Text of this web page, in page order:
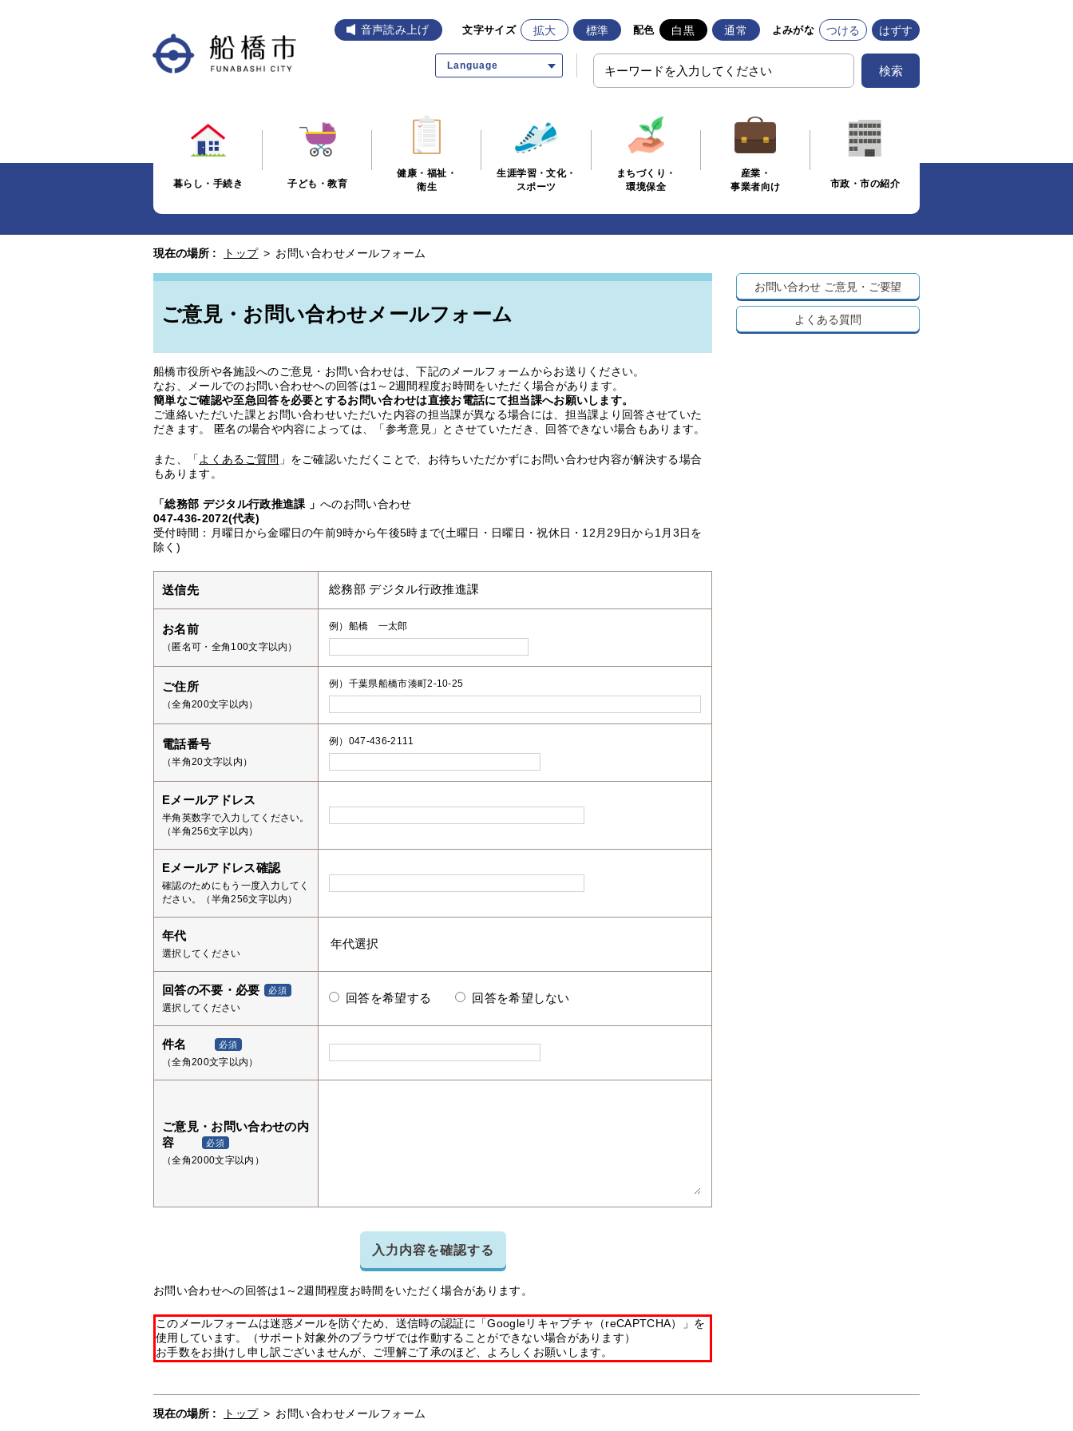
音声読み上げ 文字サイズ 拡大 標準 配色 白黒 通常 よみがな つける はずす
Language 検索
暮らし・手続き 子ども・教育
健康・福祉・
衛生
生涯学習・文化・
スポーツ
まちづくり・
環境保全
産業・
事業者向け
市政・市の紹介
現在の場所 : トップ > お問い合わせメールフォーム
ご意見・お問い合わせメールフォーム
船橋市役所や各施設へのご意見・お問い合わせは、下記のメールフォームからお送りください。
なお、メールでのお問い合わせへの回答は1～2週間程度お時間をいただく場合があります。
簡単なご確認や至急回答を必要とするお問い合わせは直接お電話にて担当課へお願いします。
ご連絡いただいた課とお問い合わせいただいた内容の担当課が異なる場合には、担当課より回答させていた
だきます。 匿名の場合や内容によっては、「参考意見」とさせていただき、回答できない場合もあります。
また、「 よくあるご質問 」をご確認いただくことで、お待ちいただかずにお問い合わせ内容が解決する場合
もあります。
「総務部 デジタル行政推進課 」へのお問い合わせ
047-436-2072(代表)
受付時間：月曜日から金曜日の午前9時から午後5時まで(土曜日・日曜日・祝休日・12月29日から1月3日を
除く)
送信先 総務部 デジタル行政推進課
お名前
（匿名可・全角100文字以内）
例）船橋 一太郎
ご住所
（全角200文字以内）
例）千葉県船橋市湊町2-10-25
電話番号
（半角20文字以内）
例）047-436-2111
Eメールアドレス
半角英数字で入力してください。
（半角256文字以内）
Eメールアドレス確認
確認のためにもう一度入力してく
ださい。（半角256文字以内）
年代
選択してください
回答の不要・必要 必須
選択してください
回答を希望する 回答を希望しない
件名 必須
（全角200文字以内）
ご意見・お問い合わせの内
容
必須
（全角2000文字以内）
入力内容を確認する
お問い合わせへの回答は1～2週間程度お時間をいただく場合があります。
このメールフォームは迷惑メールを防ぐため、送信時の認証に「Googleリキャプチャ（reCAPTCHA）」を
使用しています。（サポート対象外のブラウザでは作動することができない場合があります）
お手数をお掛けし申し訳ございませんが、ご理解ご了承のほど、よろしくお願いします。
お問い合わせ ご意見・ご要望
よくある質問
現在の場所 : トップ > お問い合わせメールフォーム